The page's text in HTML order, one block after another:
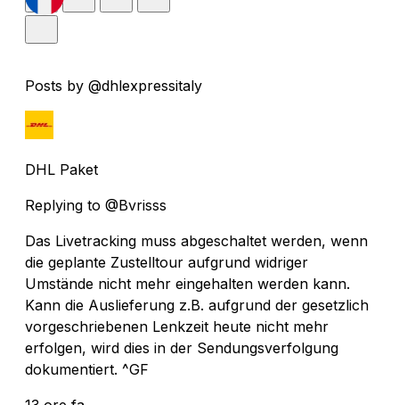
Posts by @dhlexpressitaly
DHL Paket
Replying to @Bvrisss
Das Livetracking muss abgeschaltet werden, wenn
die geplante Zustelltour aufgrund widriger
Umstände nicht mehr eingehalten werden kann.
Kann die Auslieferung z.B. aufgrund der gesetzlich
vorgeschriebenen Lenkzeit heute nicht mehr
erfolgen, wird dies in der Sendungsverfolgung
dokumentiert. ^GF